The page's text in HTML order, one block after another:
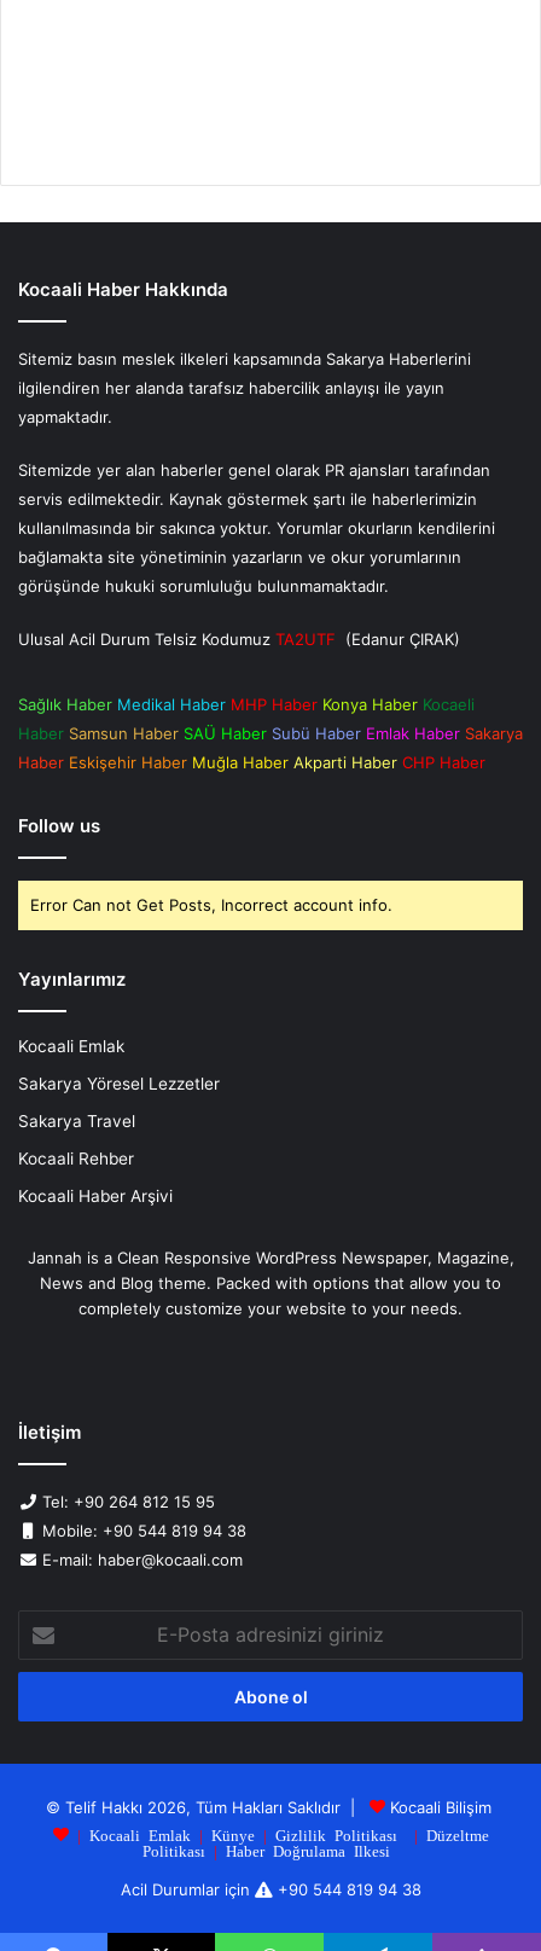
Kocaali Haber Hakkında
Sitemiz basın meslek ilkeleri kapsamında Sakarya Haberlerini
ilgilendiren her alanda tarafsız habercilik anlayışı ile yayın
yapmaktadır.
Sitemizde yer alan haberler genel olarak PR ajansları tarafından
servis edilmektedir. Kaynak göstermek şartı ile haberlerimizin
kullanılmasında bir sakınca yoktur. Yorumlar okurların kendilerini
bağlamakta site yönetiminin yazarların ve okur yorumlarının
görüşünde hukuki sorumluluğu bulunmamaktadır.
Ulusal Acil Durum Telsiz Kodumuz TA2UTF (Edanur ÇIRAK)
Sağlık Haber Medikal Haber MHP Haber Konya Haber Kocaeli
Haber Samsun Haber SAÜ Haber Subü Haber Emlak Haber Sakarya
Haber Eskişehir Haber Muğla Haber Akparti Haber CHP Haber
Follow us
Error Can not Get Posts, Incorrect account info.
Yayınlarımız
Kocaali Emlak
Sakarya Yöresel Lezzetler
Sakarya Travel
Kocaali Rehber
Kocaali Haber Arşivi
Jannah is a Clean Responsive WordPress Newspaper, Magazine,
News and Blog theme. Packed with options that allow you to
completely customize your website to your needs.
İletişim
Tel: +90 264 812 15 95
Mobile: +90 544 819 94 38
E-mail: haber@kocaali.com
Posta
adresinizi
© Telif Hakkı 2026, Tüm Hakları Saklıdır | Kocaali Bilişim
| Kocaali Emlak | Künye| Gizlilik Politikası | Düzeltme
Politikası | Haber Doğrulama Ilkesi
Acil Durumlar için +90 544 819 94 38